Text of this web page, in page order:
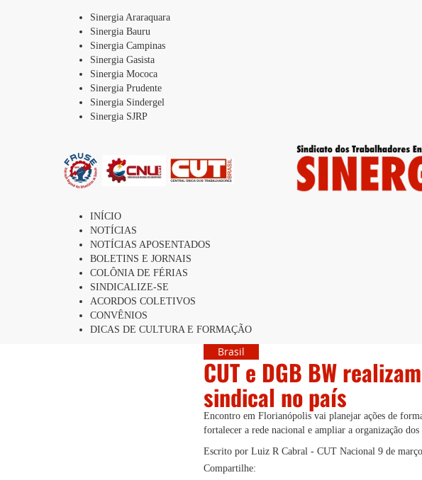
Sinergia Araraquara
Sinergia Bauru
Sinergia Campinas
Sinergia Gasista
Sinergia Mococa
Sinergia Prudente
Sinergia Sindergel
Sinergia SJRP
INÍCIO
NOTÍCIAS
NOTÍCIAS APOSENTADOS
BOLETINS E JORNAIS
COLÔNIA DE FÉRIAS
SINDICALIZE-SE
ACORDOS COLETIVOS
CONVÊNIOS
DICAS DE CULTURA E FORMAÇÃO
Brasil
CUT e DGB BW
sindical no país
Encontro em Florianópolis vai planejar ações de
fortalecer a rede nacional e ampliar a organização dos
Escrito por Luiz R Cabral - CUT Nacional 9 de
Compartilhe: